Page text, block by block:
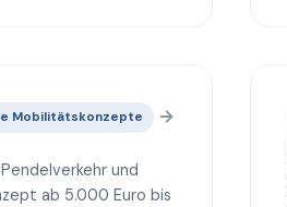
Mobilitätskonzepte →
und
ab 5.000 Euro bis